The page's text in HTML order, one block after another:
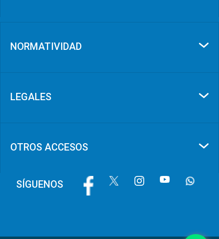
NORMATIVIDAD
LEGALES
OTROS ACCESOS
SÍGUENOS Image Image Image Image Image